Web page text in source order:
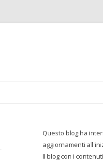
Questo blog ha
aggiornamenti
Il blog con i